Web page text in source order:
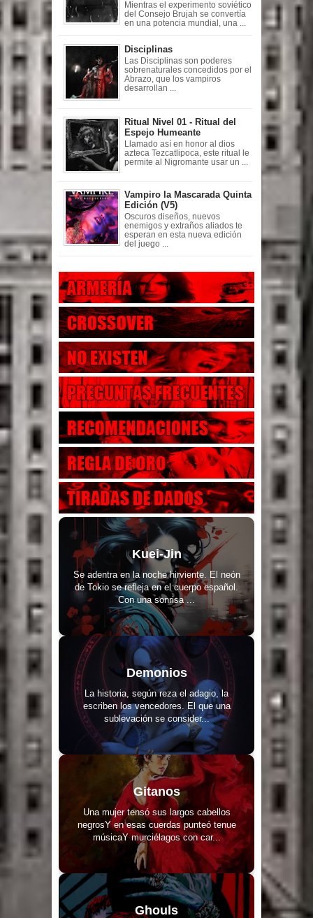
Mientras el experimento soviético
del Consejo Brujah se convertía
en una potencia mundial, una ...
Disciplinas
Las Disciplinas son poderes
sobrenaturales concedidos por el
Abrazo, que los vampiros
desarrollan ...
Ritual Nivel 01 - Ritual del
Espejo Humeante
Llamado así en honor al dios
azteca Tezcatlipoca, este ritual le
permite al Nigromante usar un ...
Vampiro la Mascarada Quinta
Edición (V5)
Oscuros diseños, nuevos
enemigos y extraños aliados te
esperan en esta nueva edición
del juego ...
Kuei-Jin
Se adentra en la noche hirviente. El neón
de Tokio se refleja en el cuerpo español.
Con una sonrisa ...
Demonios
La historia, según reza el adagio, la
escriben los vencedores. El que una
sublevación se consider...
Gitanos
Una mujer tensó sus largos cabellos
negrosY en esas cuerdas punteó tenue
músicaY murciélagos con car...
Ghouls